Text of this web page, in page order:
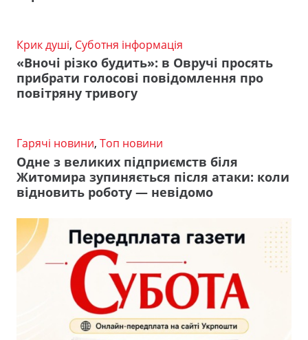
Крик душі, Суботня інформація
«Вночі різко будить»: в Овручі просять
прибрати голосові повідомлення про
повітряну тривогу
Гарячі новини, Топ новини
Одне з великих підприємств біля
Житомира зупиняється після атаки: коли
відновить роботу — невідомо